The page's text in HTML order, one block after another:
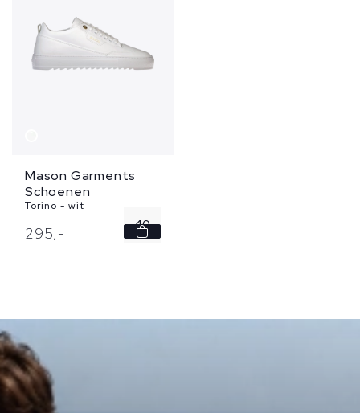
Mason Garments
Schoenen
Torino - wit
295,- 40